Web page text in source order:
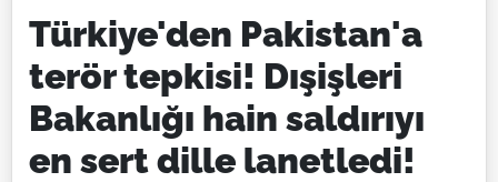
Türkiye'den Pakistan'a
terör tepkisi! Dışişleri
Bakanlığı hain saldırıyı
en sert dille lanetledi!